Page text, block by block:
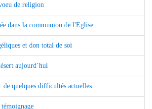
de religion
dans la communion de l'Eglise
et don total de soi
aujourd’hui
de quelques difficultés actuelles